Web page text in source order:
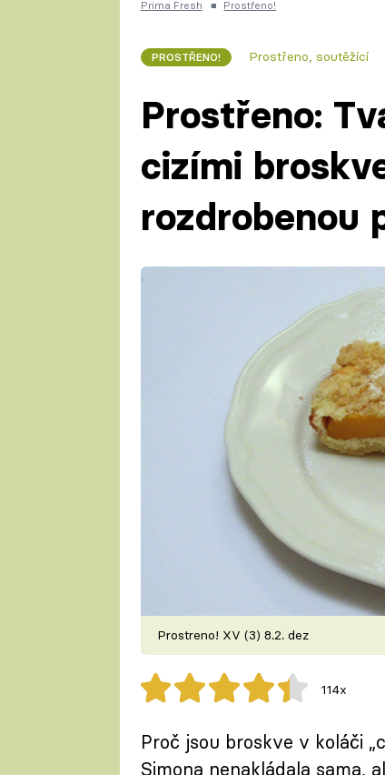
KUCHAŘKA
Prima Fresh ■ Prostřeno!
PROSTŘENO! Prostřeno, soutěžící
Prostřeno:
cizími
rozdrobenou
Prostreno! XV (3) 8.2. dez
114x
Proč jsou broskve v koláči
Simona nenakládala sama,